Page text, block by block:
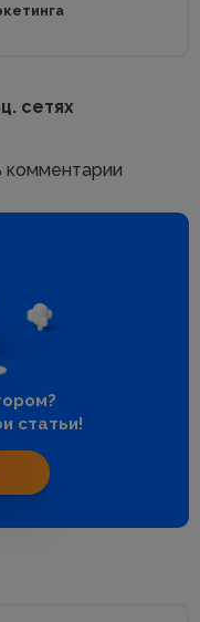
сетях
комментарии
статьи!